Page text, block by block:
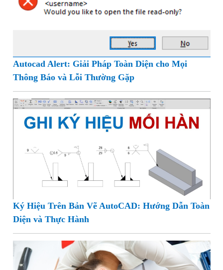
Autocad Alert: Giải Pháp Toàn Diện cho Mọi
Thông Báo và Lỗi Thường Gặp
Ký Hiệu Trên Bản Vẽ AutoCAD: Hướng Dẫn Toàn
Diện và Thực Hành